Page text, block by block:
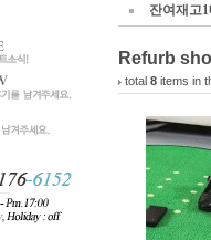
잔여재고1
Refurb
total 8 items in